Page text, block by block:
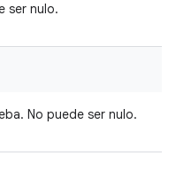
ser nulo.
No puede ser nulo.